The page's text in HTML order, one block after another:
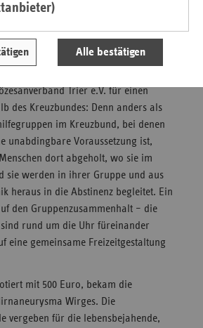
Alle bestätigen
für Erzieher, Lehrer und alle Personen,
Preisgeld von 750 Euro ging an die
Trier e.V. für einen
des Kreuzbundes: Denn anders als
im Kreuzbund, bei denen
unabdingbare Voraussetzung ist,
dort abgeholt, wo sie im
sie werden in ihrer Gruppe und aus
heraus in die Abstinenz begleitet. Ein
den Gruppenzusammenhalt – die
rund um die Uhr füreinander
eine gemeinsame Freizeitgestaltung
mit 500 Euro, bekam die
Wirges. Die
vergeben für die lebensbejahende,